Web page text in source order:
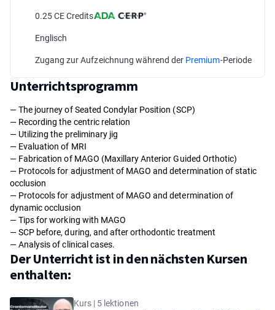
0.25 CE Credits
Englisch
Zugang zur Aufzeichnung während der Premium-Periode
Unterrichtsprogramm
— The journey of Seated Condylar Position (SCP)
— Recording the centric relation
— Utilizing the preliminary jig
— Evaluation of MRI
— Fabrication of MAGO (Maxillary Anterior Guided Orthotic)
— Protocols for adjustment of MAGO and determination of static
occlusion
— Protocols for adjustment of MAGO and determination of
dynamic occlusion
— Tips for working with MAGO
— SCP before, during, and after orthodontic treatment
— Analysis of clinical cases.
Der Unterricht ist in den nächsten Kursen
enthalten:
Kurs | 5 lektionen